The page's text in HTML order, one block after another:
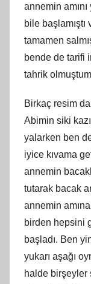
annemin am
bile başlamıştı
tamamen
bende de tarifi
tahrik
Birkaç resim
Abimin siki
yalarken ben
iyice kıvama
annemin
tutarak bacak
annemin am
birden hepsini
başladı. Ben
yukarı aşağı
halde birşeyler